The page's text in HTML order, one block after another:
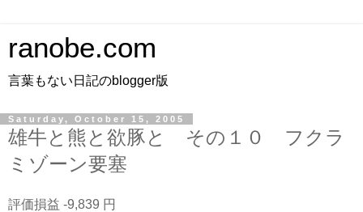
ranobe.com
言葉もない日記のblogger版
Saturday, October 15, 2005
雄牛と熊と欲豚と その１０ フクラ
ミゾーン要塞
評価損益 -9,839 円